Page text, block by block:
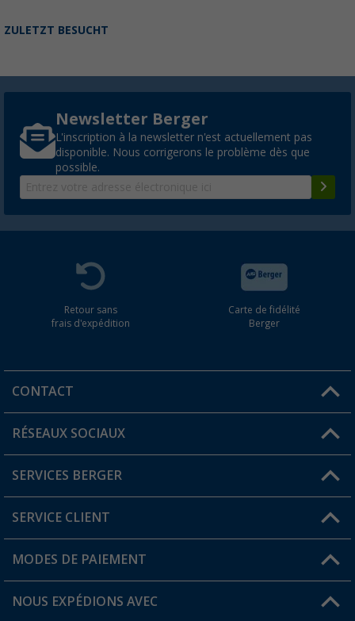
ZULETZT BESUCHT
Newsletter Berger
L'inscription à la newsletter n'est actuellement pas
disponible. Nous corrigerons le problème dès que
possible.
Retour sans
frais d'expédition
Carte de fidélité
Berger
CONTACT
Une question ?
Trouver une magasin
RÉSEAUX SOCIAUX
SERVICES BERGER
Devenir revendeur
Mon compte
SERVICE CLIENT
FAQ et contact
Informations sur l'expédition
MODES DE PAIEMENT
NOUS EXPÉDIONS AVEC